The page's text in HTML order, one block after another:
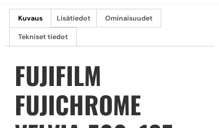
Kuvaus Lisätiedot Ominaisuudet
Tekniset tiedot
FUJIFILM
FUJICHROME